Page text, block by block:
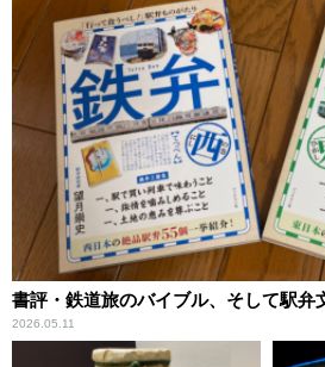
書評・鉄道旅のバイブル、そして駅弁
2026.05.11